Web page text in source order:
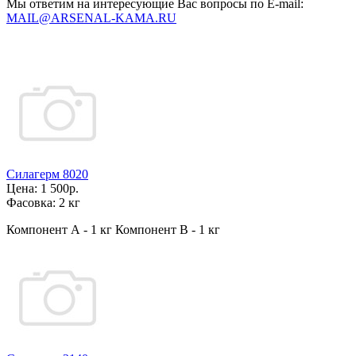
Мы ответим на интересующие Вас вопросы по E-mail:
MAIL@ARSENAL-KAMA.RU
Силагерм 8020
Цена: 1 500р.
Фасовка: 2 кг
Компонент А - 1 кг Компонент В - 1 кг